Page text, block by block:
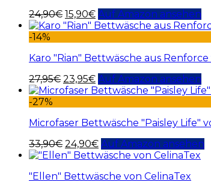
24,90€ 15,90€ Auf Amazon ansehen
-14%
Karo "Rian" Bettwäsche aus
27,95€ 23,95€ Auf Amazon ansehen
-27%
Microfaser Bettwäsche "Paisley Life"
33,90€ 24,90€ Auf Amazon ansehen
"Ellen" Bettwäsche von CelinaTex